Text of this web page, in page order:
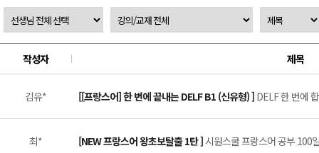
작성자 제목
김유* [[프랑스어] 한 번에 끝내는 DELF B1 (신유형) ] DELF 한 번에
최* [NEW 프랑스어 왕초보탈출 1탄 ]시원스쿨 프랑스어 공부 100